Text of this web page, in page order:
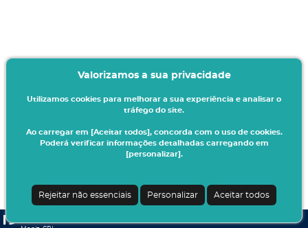
Valorizamos a sua privacidade
Utilizamos cookies para melhorar a sua experiência e analisar o
tráfego do site.
Ao carregar em [Aceitar todos], concorda com o uso de cookies.
Poderá verificar informações detalhadas carregando em
[personalizar].
Rejeitar não essenciais Personalizar Aceitar todos